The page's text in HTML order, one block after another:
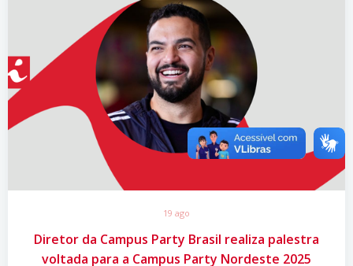
19 ago
Diretor da Campus Party Brasil realiza palestra
voltada para a Campus Party Nordeste 2025